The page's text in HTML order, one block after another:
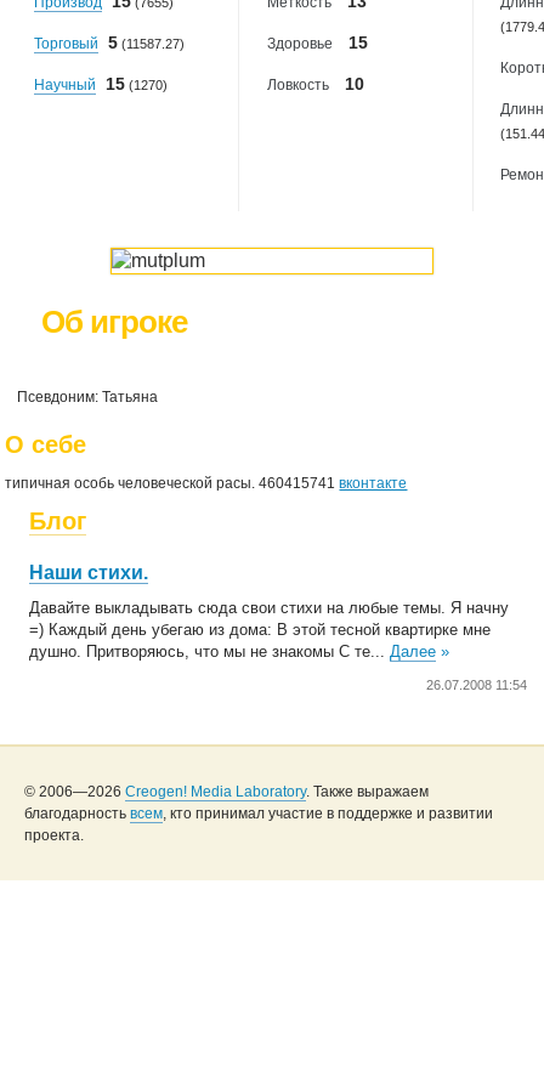
Торговый 5 (11587.27)
Научный 15 (1270)
Здоровье 15
Ловкость 10
Об игроке
Псевдоним: Татьяна
О себе
типичная особь человеческой расы. 460415741вконтакте
Блог
Наши стихи.
Давайте выкладывать сюда свои стихи на любые темы. Я начну
=) Каждый день убегаю из дома: В этой тесной квартирке мне
душно. Притворяюсь, что мы не знакомы С те...Далее »
26.07.2008 11:54
© 2006—2026 Creogen! Media Laboratory. Также выражаем
благодарность всем, кто принимал участие в поддержке и развитии
проекта.